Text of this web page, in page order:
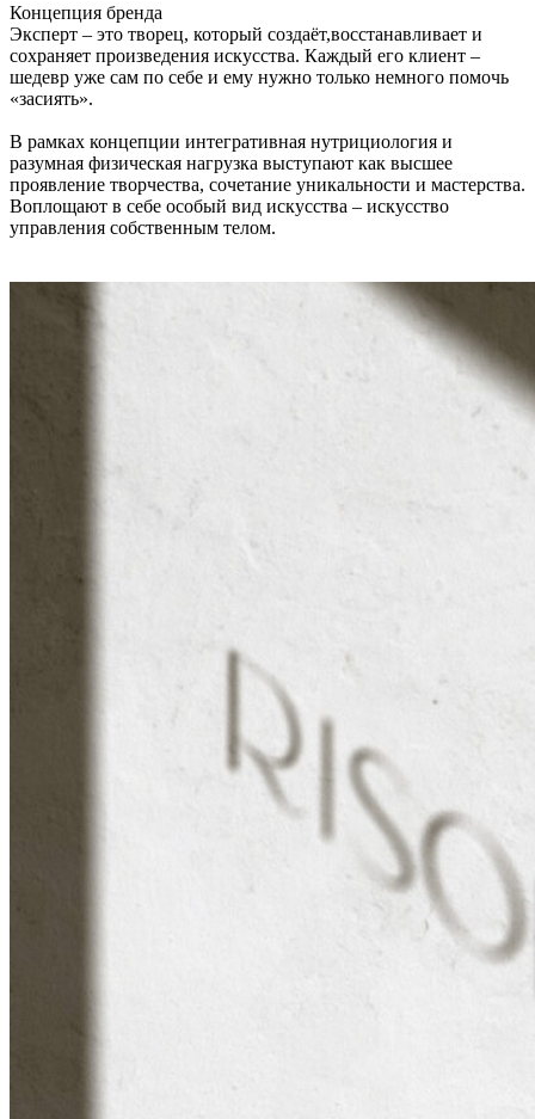
Концепция бренда
Эксперт – это творец, который создаёт,восстанавливает и
сохраняет произведения искусства. Каждый его клиент –
шедевр уже сам по себе и ему нужно только немного помочь
«засиять».
В рамках концепции интегративная нутрициология и
разумная физическая нагрузка выступают как высшее
проявление творчества, сочетание уникальности и мастерства.
Воплощают в себе особый вид искусства – искусство
управления собственным телом.